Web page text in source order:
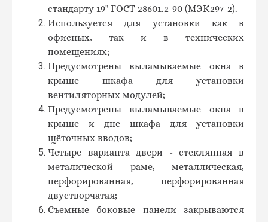
стандарту 19" ГОСТ 28601.2-90 (МЭК297-2).
Используется для установки как в
офисных, так и в технических
помещениях;
Предусмотрены выламываемые окна в
крыше шкафа для установки
вентиляторных модулей;
Предусмотрены выламываемые окна в
крыше и дне шкафа для установки
щёточных вводов;
Четыре варианта двери - стеклянная в
металической раме, металлическая,
перфорированная, перфорированная
двустворчатая;
Съемные боковые панели закрываются